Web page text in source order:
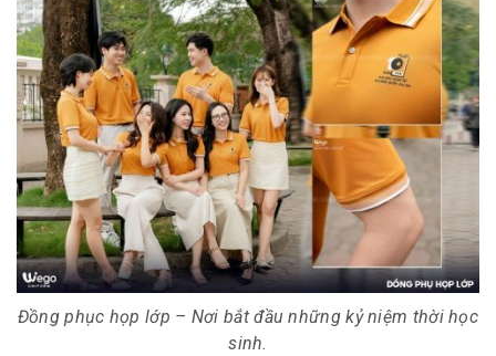
Đồng phục họp lớp – Nơi bắt đầu những kỷ niệm thời học
sinh.